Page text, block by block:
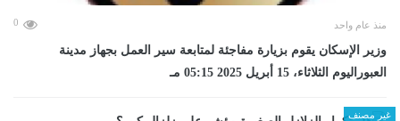
منذ عام واحد 0
وزير الإسكان يقوم بزيارة مفاجئة لمتابعة سير العمل بجهاز مدينة
العبوراليوم الثلاثاء، 15 أبريل 2025 05:15 مـ
غير مصنف